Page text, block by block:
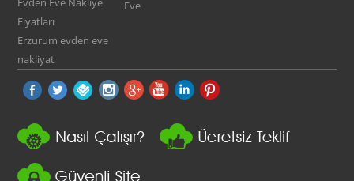
Fiyatları
Erzurum evden eve
nakliyat
Eve